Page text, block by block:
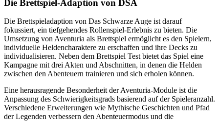
Die Brettspiel-Adaption von DSA
Die Brettspieladaption von Das Schwarze Auge ist darauf
fokussiert, ein tiefgehendes Rollenspiel-Erlebnis zu bieten. Die
Umsetzung von Aventuria als Brettspiel ermöglicht es den Spielern,
individuelle Heldencharaktere zu erschaffen und ihre Decks zu
individualisieren. Neben dem Brettspiel Test bietet das Spiel eine
Kampagne mit drei Akten und Abschnitten, in denen die Helden
zwischen den Abenteuern trainieren und sich erholen können.
Eine herausragende Besonderheit der Aventuria-Module ist die
Anpassung des Schwierigkeitsgrads basierend auf der Spieleranzahl.
Verschiedene Erweiterungen wie Mythische Geschichten und Pfad
der Legenden verbessern den Abenteuermodus und die